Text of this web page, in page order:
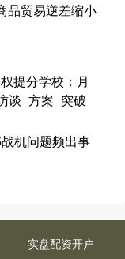
品贸易逆差缩小
提分学校：月
谈_方案_突破
机问题频出事
实盘配资开户